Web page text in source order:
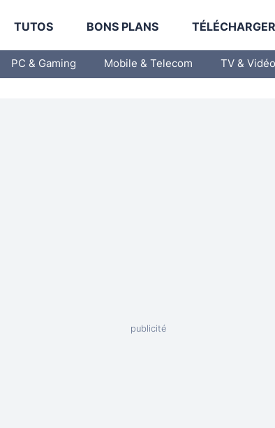
TUTOS BONS PLANS
PC & Gaming Mobile & Telecom TV & Vidéo